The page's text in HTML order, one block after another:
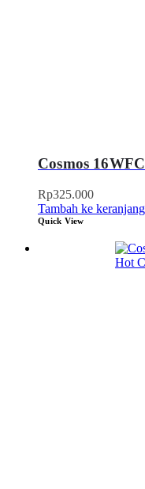
Cosmos
Rp325.000
Tambah ke keranjang
Quick View